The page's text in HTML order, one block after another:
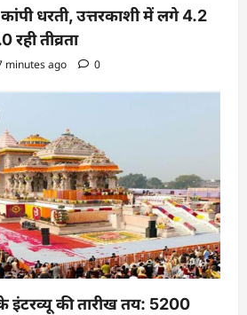
धरती, उत्तरकाशी में लगे 4.2
तीव्रता
minutes ago 0
इंटरव्यू की तारीख तय: 5200